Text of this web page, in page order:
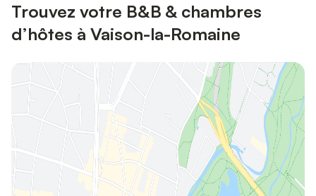
Trouvez votre B&B & chambres
d’hôtes à Vaison-la-Romaine